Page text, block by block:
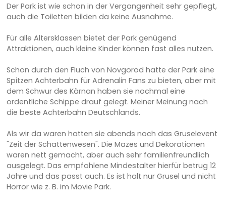
Der Park ist wie schon in der Vergangenheit sehr gepflegt,
auch die Toiletten bilden da keine Ausnahme.
Für alle Altersklassen bietet der Park genügend
Attraktionen, auch kleine Kinder können fast alles nutzen.
Schon durch den Fluch von Novgorod hatte der Park eine
Spitzen Achterbahn für Adrenalin Fans zu bieten, aber mit
dem Schwur des Kärnan haben sie nochmal eine
ordentliche Schippe drauf gelegt. Meiner Meinung nach
die beste Achterbahn Deutschlands.
Als wir da waren hatten sie abends noch das Gruselevent
"Zeit der Schattenwesen". Die Mazes und Dekorationen
waren nett gemacht, aber auch sehr familienfreundlich
ausgelegt. Das empfohlene Mindestalter hierfür betrug 12
Jahre und das passt auch. Es ist halt nur Grusel und nicht
Horror wie z. B. im Movie Park.